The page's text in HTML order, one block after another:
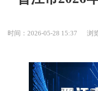
时间：2026-05-28 15:37 浏